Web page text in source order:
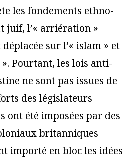
les fondements ethno-
juif, l’« arriération »
sur l’« islam » et
Pourtant, les lois anti-
ne sont pas issues de
des législateurs
ont été imposées par des
britanniques
importé en bloc les idées